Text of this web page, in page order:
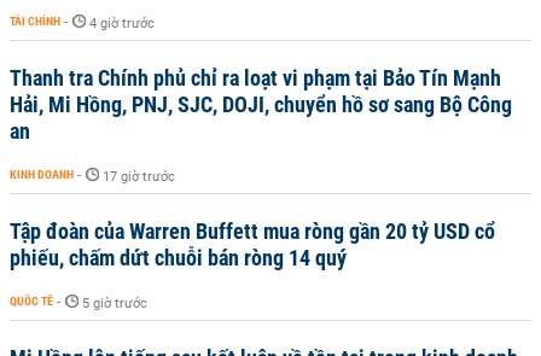
TÀI CHÍNH - 4 giờ trước
Thanh tra Chính phủ chỉ ra loạt vi phạm tại Bảo Tín Mạnh
Hải, Mi Hồng, PNJ, SJC, DOJI, chuyển hồ sơ sang Bộ Công
an
KINH DOANH - 17 giờ trước
Tập đoàn của Warren Buffett mua ròng gần 20 tỷ USD cổ
phiếu, chấm dứt chuỗi bán ròng 14 quý
QUỐC TẾ - 5 giờ trước